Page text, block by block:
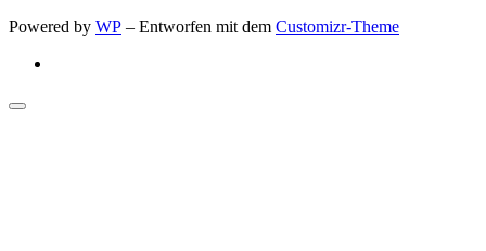
Powered by WP – Entworfen mit dem Customizr-Theme